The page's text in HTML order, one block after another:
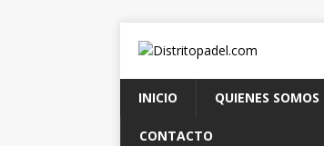
INICIO QUIENES SOMOS
CONTACTO